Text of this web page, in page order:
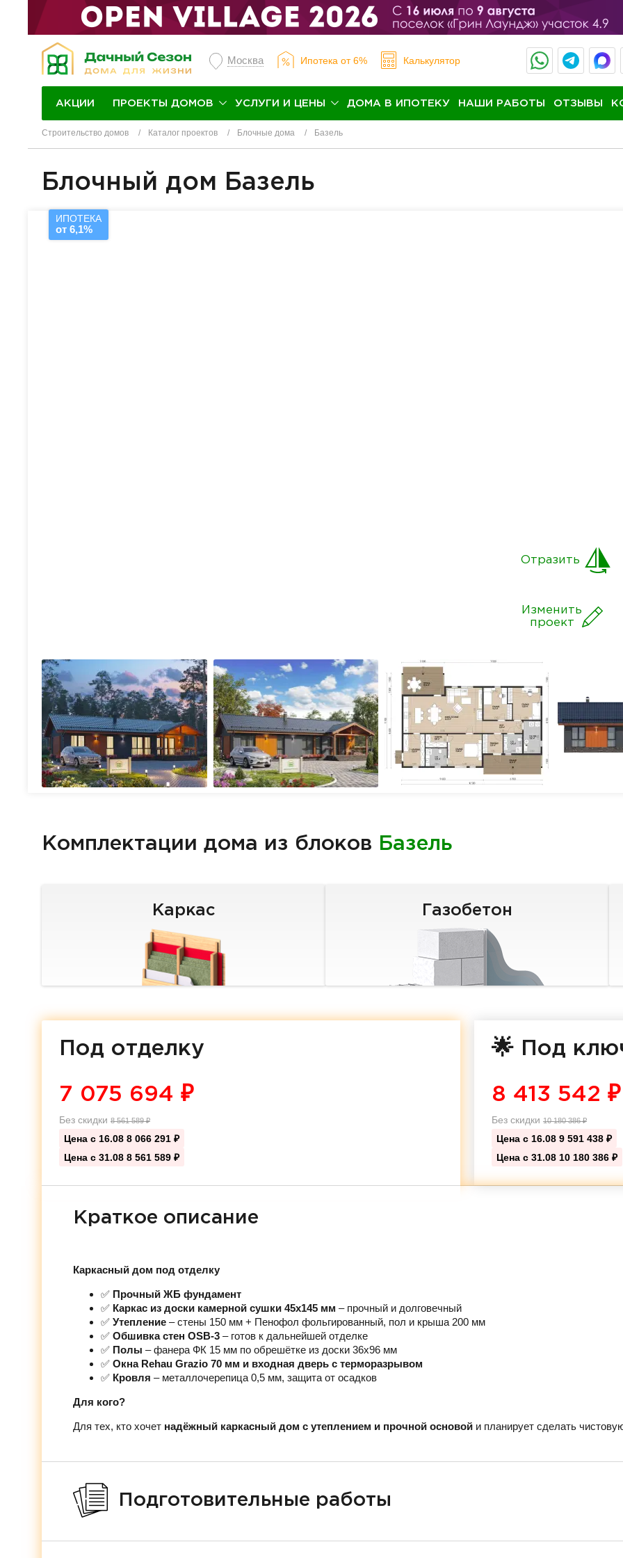
Москва Ипотека от 6% Калькулятор
АКЦИИ ПРОЕКТЫ ДОМОВ УСЛУГИ И ЦЕНЫ ДОМА В ИПОТЕКУ НАШИ РАБОТЫ ОТЗЫВЫ
Строительство домов Каталог проектов Блочные дома Базель
Блочный дом Базель
ИПОТЕКА
от 6,1%
Изменить
проект
Отразить
Комплектации дома из блоков Базель
Каркас Газобетон
Под отделку
7 075 694 ₽
Без скидки 8 561 589₽
Цена с 16.08 8 066 291 ₽
Цена с 31.08 8 561 589 ₽
🌟 Под
8 413 542 ₽
Без скидки 10 180 386₽
Цена с 16.08 9 591 438 ₽
Цена с 31.08 10 180 386 ₽
Краткое описание
Каркасный дом под отделку
✅ Прочный ЖБ фундамент
✅ Каркас из доски камерной сушки 45х145 мм – прочный и долговечный
✅ Утепление – стены 150 мм + Пенофол фольгированный, пол и крыша 200 мм
✅ Обшивка стен OSB-3 – готов к дальнейшей отделке
✅ Полы – фанера ФК 15 мм по обрешётке из доски 36х96 мм
✅ Окна Rehau Grazio 70 мм и входная дверь с терморазрывом
✅ Кровля – металлочерепица 0,5 мм, защита от осадков
Для кого?
Для тех, кто хочет надёжный каркасный дом с утеплением и прочной основой и планирует сделать
Подготовительные работы